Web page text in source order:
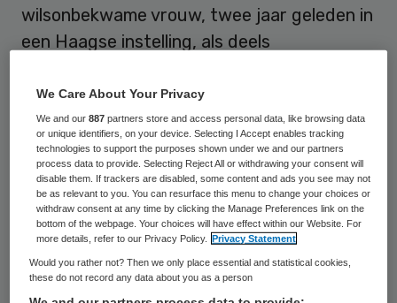
wilsonbekwame vrouw, twee jaar geleden in
een Haagse instelling, als deels
berispt.
Op het moment dat zij voorafgaand aan de
euthanasie een middeltje in haar koffie
kreeg voor een rustige inleiding, was de
patiënte niet over de plannen ingelicht. Wel
had ze ooit opgeschreven dat zij wilde
sterven voor zij naar een tehuis moest,
maar later voegde zij toe dat ze zelf het
We Care About Your Privacy
We and our887 partners store and access personal data, like browsing data
or unique identifiers, on your device. Selecting I Accept enables tracking
technologies to support the purposes shown under we and our partners
process data to provide. Selecting Reject All or withdrawing your consent will
disable them. If trackers are disabled, some content and ads you see may not
be as relevant to you. You can resurface this menu to change your choices or
withdraw consent at any time by clicking the Manage Preferences link on the
bottom of the webpage. Your choices will have effect within our Website. For
more details, refer to our Privacy Policy.
Privacy Statement
Would you rather not? Then we only place essential and statistical cookies,
these do not record any data about you as a person